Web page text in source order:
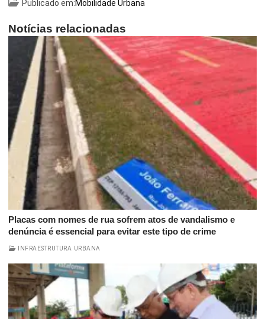
Publicado em:Mobilidade Urbana
Notícias relacionadas
Placas com nomes de rua sofrem atos de vandalismo e
denúncia é essencial para evitar este tipo de crime
INFRAESTRUTURA URBANA